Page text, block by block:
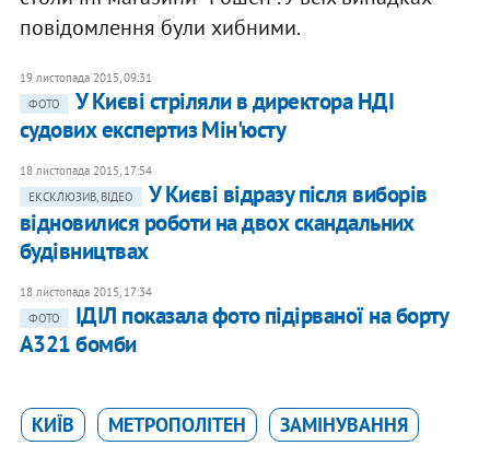
повідомлення були хибними.
19 листопада 2015, 09:31
ФОТО
У Києві стріляли в директора НДІ
судових експертиз Мін'юсту
18 листопада 2015, 17:54
ЕКСКЛЮЗИВ, ВІДЕО
У Києві відразу після виборів
відновилися роботи на двох скандальних
будівництвах
18 листопада 2015, 17:34
ФОТО
ІДІЛ показала фото підірваної на борту
А321 бомби
КИЇВ МЕТРОПОЛІТЕН ЗАМІНУВАННЯ